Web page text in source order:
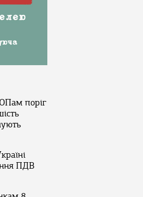
поріг
ПДВ